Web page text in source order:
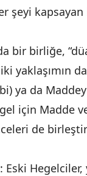
şeyi
bir birliğe,
yaklaşımın
ya da
için Madde
de
Eski